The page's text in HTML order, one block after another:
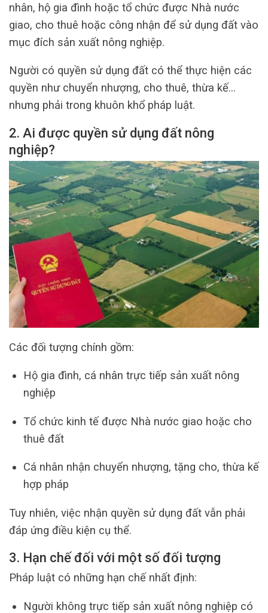
nhân, hộ gia đình hoặc tổ chức được Nhà nước
giao, cho thuê hoặc công nhận để sử dụng đất vào
mục đích sản xuất nông nghiệp.
Người có quyền sử dụng đất có thể thực hiện các
quyền như chuyển nhượng, cho thuê, thừa kế…
nhưng phải trong khuôn khổ pháp luật.
2. Ai được quyền sử dụng đất nông
nghiệp?
Các đối tượng chính gồm:
Hộ gia đình, cá nhân trực tiếp sản xuất nông
nghiệp
Tổ chức kinh tế được Nhà nước giao hoặc cho
thuê đất
Cá nhân nhận chuyển nhượng, tặng cho, thừa kế
hợp pháp
Tuy nhiên, việc nhận quyền sử dụng đất vẫn phải
đáp ứng điều kiện cụ thể.
3. Hạn chế đối với một số đối tượng
Pháp luật có những hạn chế nhất định:
Người không trực tiếp sản xuất nông nghiệp có